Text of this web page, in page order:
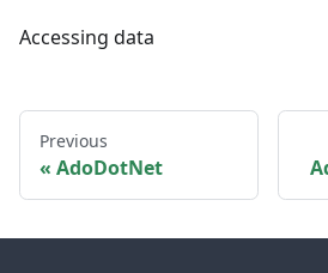
Accessing data
Previous
AdoDotNet